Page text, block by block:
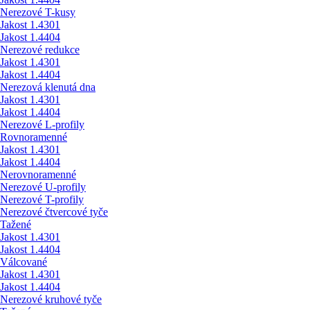
Nerezové T-kusy
Jakost 1.4301
Jakost 1.4404
Nerezové redukce
Jakost 1.4301
Jakost 1.4404
Nerezová klenutá dna
Jakost 1.4301
Jakost 1.4404
Nerezové L-profily
Rovnoramenné
Jakost 1.4301
Jakost 1.4404
Nerovnoramenné
Nerezové U-profily
Nerezové T-profily
Nerezové čtvercové tyče
Tažené
Jakost 1.4301
Jakost 1.4404
Válcované
Jakost 1.4301
Jakost 1.4404
Nerezové kruhové tyče